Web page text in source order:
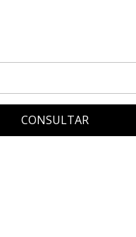
CONSULTAR